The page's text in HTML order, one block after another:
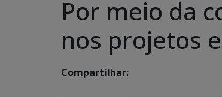
Por meio da
nos projetos
Compartilhar: